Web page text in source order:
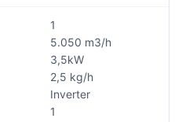
1
5.050 m3/h
3,5kW
2,5 kg/h
Inverter
1